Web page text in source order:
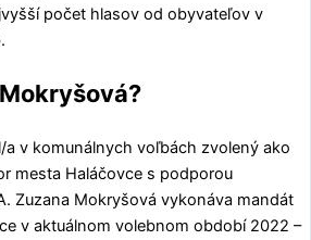
počet hlasov od obyvateľov v
a v komunálnych voľbách zvolený ako
mesta Haláčovce s podporou
. Zuzana Mokryšová vykonáva mandát
v aktuálnom volebnom období 2022 –